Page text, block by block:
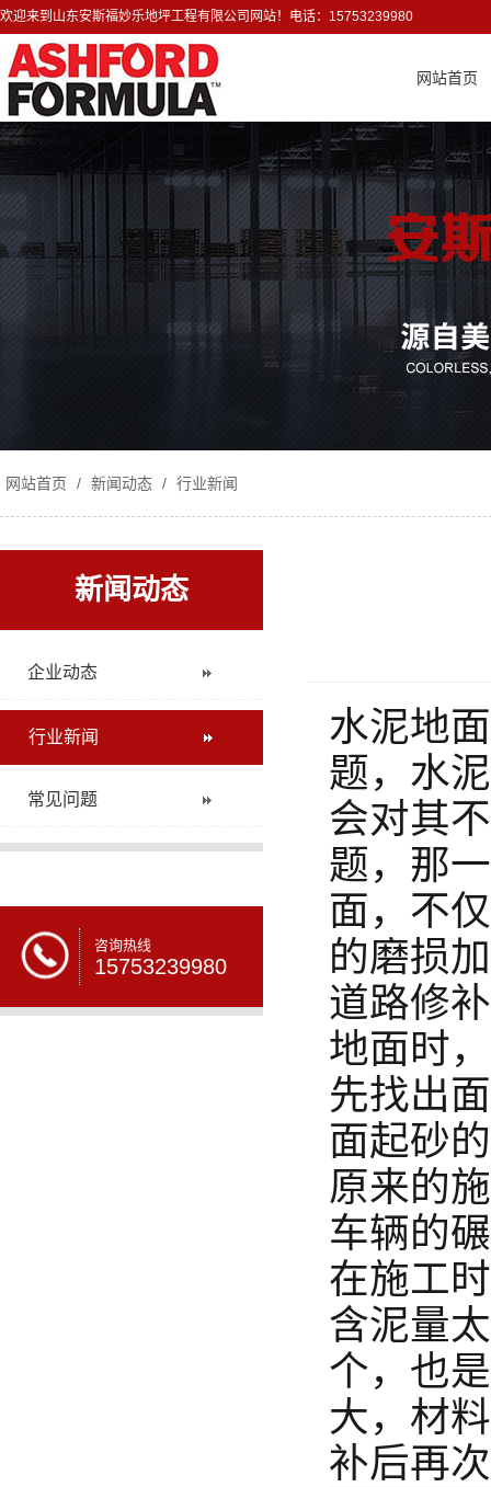
欢迎来到山东安斯福妙乐地坪工程有限公司网站！电话：15753239980
网站首页
网站首页 / 新闻动态 / 行业新闻
新闻动态
企业动态
行业新闻
常见问题
咨询热线
15753239980
水泥地
题，水
会对其
题，那
面，不
的磨损
道路修
地面时
先找出
面起砂
原来的
车辆的
在施工
含泥量
个，也
大，材
补后再